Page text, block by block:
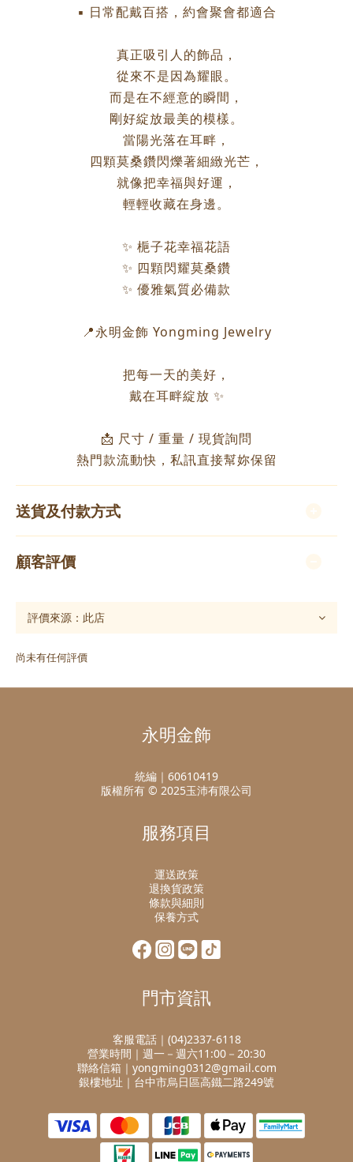
▪ 日常配戴百搭，約會聚會都適合
真正吸引人的飾品，
從來不是因為耀眼。
而是在不經意的瞬間，
剛好綻放最美的模樣。
當陽光落在耳畔，
四顆莫桑鑽閃爍著細緻光芒，
就像把幸福與好運，
輕輕收藏在身邊。
✨ 梔子花幸福花語
✨ 四顆閃耀莫桑鑽
✨ 優雅氣質必備款
📍永明金飾 Yongming Jewelry
把每一天的美好，
戴在耳畔綻放 ✨
📩 尺寸 / 重量 / 現貨詢問
熱門款流動快，私訊直接幫妳保留
送貨及付款方式
顧客評價
尚未有任何評價
永明金飾
統編｜60610419
版權所有 © 2025玉沛有限公司
服務項目
運送政策
退換貨政策
條款與細則
保養方式
門市資訊
客服電話｜(04)2337-6118
營業時間｜週一－週六11:00－20:30
聯絡信箱｜yongming0312@gmail.com
銀樓地址｜台中市烏日區高鐵二路249號